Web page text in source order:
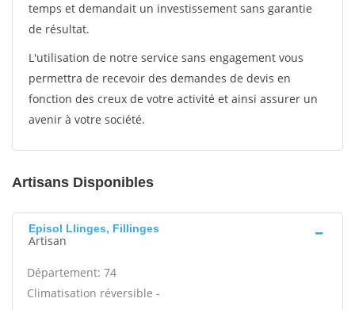
temps et demandait un investissement sans garantie
de résultat.
L'utilisation de notre service sans engagement vous
permettra de recevoir des demandes de devis en
fonction des creux de votre activité et ainsi assurer un
avenir à votre société.
Artisans Disponibles
Episol Llinges, Fillinges
Artisan
Département: 74
Climatisation réversible -